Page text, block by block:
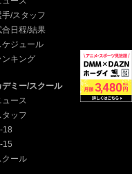
手/スタッフ
合日程/結果
ケジュール
ンキング
デミー/スクール
ュース
タッフ
18
15
クール